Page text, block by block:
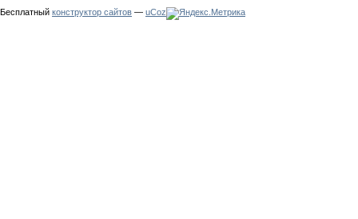
Бесплатный конструктор сайтов — uCoz